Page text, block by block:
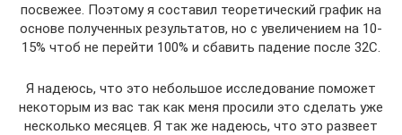
посвежее. Поэтому я составил теоретический график на
основе полученных результатов, но с увеличением на 10-
15% чтоб не перейти 100% и сбавить падение после 32С.
Я надеюсь, что это небольшое исследование поможет
некоторым из вас так как меня просили это сделать уже
несколько месяцев. Я так же надеюсь, что это развеет